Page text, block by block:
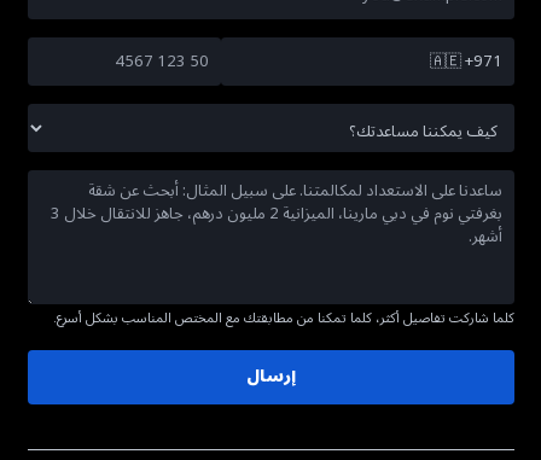
🇦🇪+971
كلما شاركت تفاصيل أكثر، كلما تمكنا من مطابقتك مع المختص المناسب بشكل أسرع.
إرسال